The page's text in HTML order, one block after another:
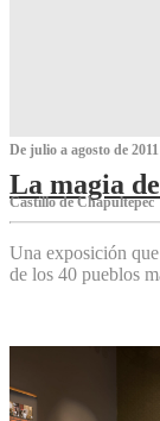
De julio a agosto de 2011
La magia
Castillo de Chapultepec
Una exposición
de los 40 pueblos